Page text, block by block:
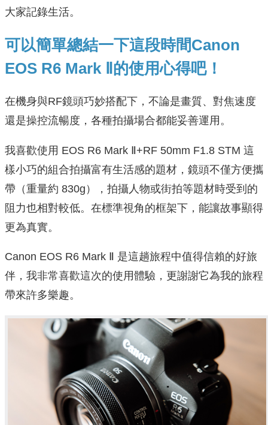
大家記錄生活。
可以簡單總結一下這段時間Canon
EOS R6 Mark Ⅱ的使用心得吧！
在機身與RF鏡頭巧妙搭配下，不論是畫質、對焦速度
還是操控流暢度，各種拍攝場合都能妥善運用。
我喜歡使用 EOS R6 Mark Ⅱ+RF 50mm F1.8 STM 這
樣小巧的組合拍攝富有生活感的題材，鏡頭不僅方便攜
帶（重量約 830g），拍攝人物或街拍等題材時受到的
阻力也相對較低。在標準視角的框架下，能讓故事顯得
更為真實。
Canon EOS R6 Mark Ⅱ 是這趟旅程中值得信賴的好旅
伴，我非常喜歡這次的使用體驗，更謝謝它為我的旅程
帶來許多樂趣。